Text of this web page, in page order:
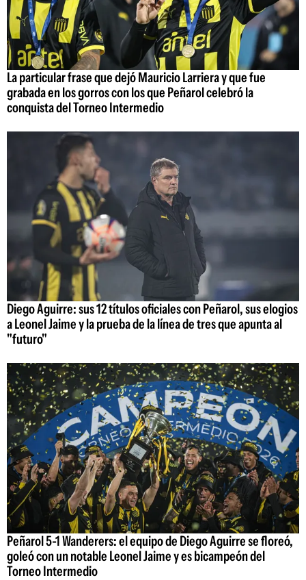
La particular frase que dejó Mauricio Larriera y que fue
grabada en los gorros con los que Peñarol celebró la
conquista del Torneo Intermedio
Diego Aguirre: sus 12 títulos oficiales con Peñarol, sus elogios
a Leonel Jaime y la prueba de la línea de tres que apunta al
"futuro"
Peñarol 5-1 Wanderers: el equipo de Diego Aguirre se floreó,
goleó con un notable Leonel Jaime y es bicampeón del
Torneo Intermedio